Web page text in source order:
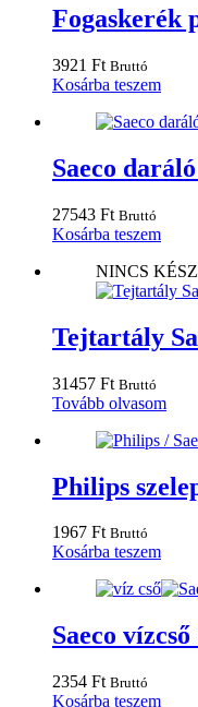
Fogaskerék
3921 Ft Bruttó
Kosárba teszem
Saeco
27543 Ft Bruttó
Kosárba teszem
NINCS
Tejtartály
31457 Ft Bruttó
Tovább olvasom
Philips
1967 Ft Bruttó
Kosárba teszem
Saeco
2354 Ft Bruttó
Kosárba teszem